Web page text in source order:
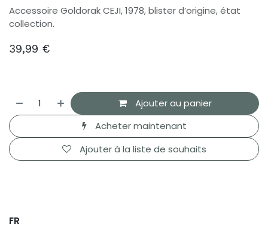
Accessoire Goldorak CEJI, 1978, blister d’origine, état
collection.
39,99 €
Ajouter au panier
Acheter maintenant
Ajouter à la liste de souhaits
FR